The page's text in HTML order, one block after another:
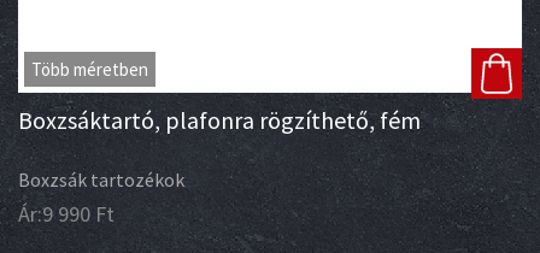
Több méretben
Boxzsáktartó, plafonra rögzíthető, fém
Boxzsák tartozékok
Ár:9 990 Ft